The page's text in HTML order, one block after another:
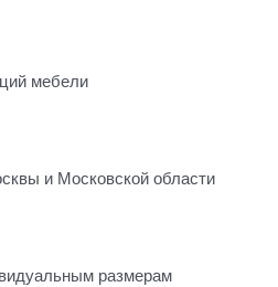
мебели
и Московской области
размерам